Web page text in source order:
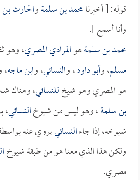
قوله: [ أخبرنامحمد بن سلمةوالحارث
وأنا أسمع ].
محمد بن سلمةهوالمرادي المصري، وهو
مسلم، وأبو داود، والنسائي، وابن ماجه،
هو المصري وهو شيخللنسائي، وهناك
بن سلمة، وهو ليس من شيوخالنسائي،
شيوخه، إذا جاءالنسائييروي عنه
ولكن هذا الذي معنا هو من طبقة شيوخ
مصري.